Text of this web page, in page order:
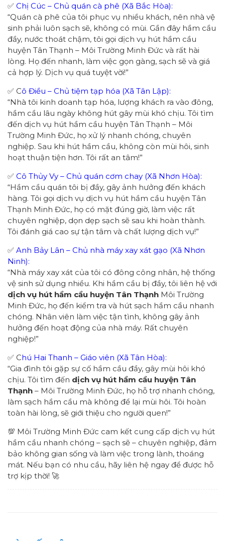
✅ Chị Cúc – Chủ quán cà phê (Xã Bắc Hòa):
“Quán cà phê của tôi phục vụ nhiều khách, nên nhà vệ
sinh phải luôn sạch sẽ, không có mùi. Gần đây hầm cầu
đầy, nước thoát chậm, tôi gọi dịch vụ hút hầm cầu
huyện Tân Thạnh – Môi Trường Minh Đức và rất hài
lòng. Họ đến nhanh, làm việc gọn gàng, sạch sẽ và giá
cả hợp lý. Dịch vụ quá tuyệt vời!”
✅ Cô Điều – Chủ tiệm tạp hóa (Xã Tân Lập):
“Nhà tôi kinh doanh tạp hóa, lượng khách ra vào đông,
hầm cầu lâu ngày không hút gây mùi khó chịu. Tôi tìm
đến dịch vụ hút hầm cầu huyện Tân Thạnh – Môi
Trường Minh Đức, họ xử lý nhanh chóng, chuyên
nghiệp. Sau khi hút hầm cầu, không còn mùi hôi, sinh
hoạt thuận tiện hơn. Tôi rất an tâm!”
✅ Cô Thủy Vy – Chủ quán cơm chay (Xã Nhơn Hòa):
“Hầm cầu quán tôi bị đầy, gây ảnh hưởng đến khách
hàng. Tôi gọi dịch vụ dịch vụ hút hầm cầu huyện Tân
Thạnh Minh Đức, họ có mặt đúng giờ, làm việc rất
chuyên nghiệp, dọn dẹp sạch sẽ sau khi hoàn thành.
Tôi đánh giá cao sự tận tâm và chất lượng dịch vụ!”
✅ Anh Bảy Lân – Chủ nhà máy xay xát gạo (Xã Nhơn
Ninh):
“Nhà máy xay xát của tôi có đông công nhân, hệ thống
vệ sinh sử dụng nhiều. Khi hầm cầu bị đầy, tôi liên hệ với
dịch vụ hút hầm cầu huyện Tân Thạnh Môi Trường
Minh Đức, họ đến kiểm tra và hút sạch hầm cầu nhanh
chóng. Nhân viên làm việc tận tình, không gây ảnh
hưởng đến hoạt động của nhà máy. Rất chuyên
nghiệp!”
✅ Chú Hai Thanh – Giáo viên (Xã Tân Hòa):
“Gia đình tôi gặp sự cố hầm cầu đầy, gây mùi hôi khó
chịu. Tôi tìm đến dịch vụ hút hầm cầu huyện Tân
Thạnh – Môi Trường Minh Đức, họ hỗ trợ nhanh chóng,
làm sạch hầm cầu mà không để lại mùi hôi. Tôi hoàn
toàn hài lòng, sẽ giới thiệu cho người quen!”
💯 Môi Trường Minh Đức cam kết cung cấp dịch vụ hút
hầm cầu nhanh chóng – sạch sẽ – chuyên nghiệp, đảm
bảo không gian sống và làm việc trong lành, thoáng
mát. Nếu bạn có nhu cầu, hãy liên hệ ngay để được hỗ
trợ kịp thời! 🚀